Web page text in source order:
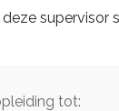
supervisor
tot: